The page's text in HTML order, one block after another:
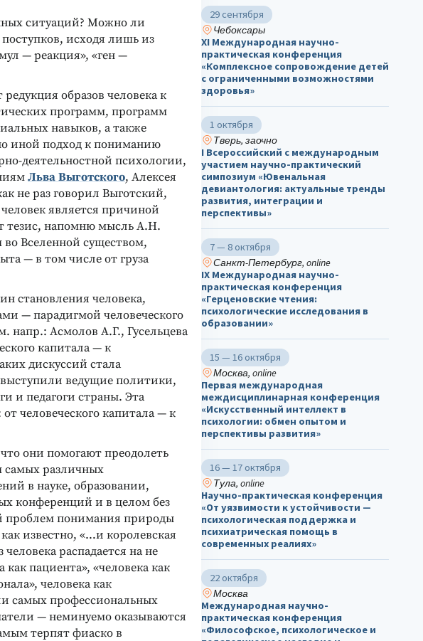
ситуаций? Можно ли
исходя лишь из
— реакция», «ген —
образов человека к
программ, программ
навыков, а также
иной подход к пониманию
деятельностной психологии,
Льва Выготского, Алексея
не раз говорил Выготский,
является причиной
тезис, напомню мысль А.Н.
во Вселенной существом,
— в том числе от груза
становления человека,
— парадигмой человеческого
напр.: Асмолов А.Г., Гусельцева
капитала — к
дискуссий стала
ведущие политики,
и педагоги страны. Эта
человеческого капитала — к
они помогают преодолеть
самых различных
в науке, образовании,
конференций и в целом без
проблем понимания природы
известно, «…и королевская
распадается на не
пациента», «человека как
человека как
самых профессиональных
— неминуемо оказываются
терпят фиаско в
Реклама
И
тест
обучаемости
29 сентября
Чебоксары
ХΙ Международная научно-
практическая конференция
«Комплексное сопровождение детей
с ограниченными возможностями
здоровья»
1 октября
Тверь, заочно
I Всероссийский с международным
участием научно-практический
симпозиум «Ювенальная
девиантология: актуальные тренды
развития, интеграции и
перспективы»
7 — 8 октября
Санкт-Петербург, online
IX Международная научно-
практическая конференция
«Герценовские чтения:
психологические исследования в
образовании»
15 — 16 октября
Москва, online
Первая международная
междисциплинарная конференция
«Искусственный интеллект в
психологии: обмен опытом и
перспективы развития»
16 — 17 октября
Тула, online
Научно-практическая конференция
«От уязвимости к устойчивости —
психологическая поддержка и
психиатрическая помощь в
современных реалиях»
22 октября
Москва
Международная научно-
практическая конференция
«Философское, психологическое и